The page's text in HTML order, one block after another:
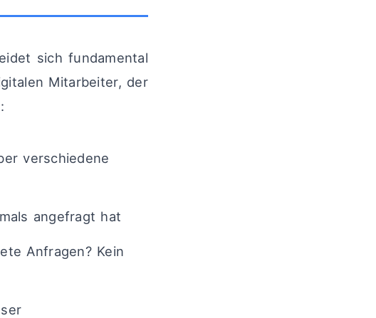
sich fundamental
Mitarbeiter, der
verschiedene
angefragt hat
Anfragen? Kein